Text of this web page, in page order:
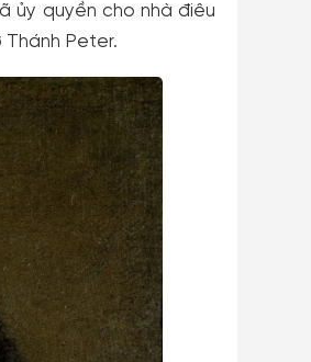
ủy quyền cho nhà điêu
Peter.